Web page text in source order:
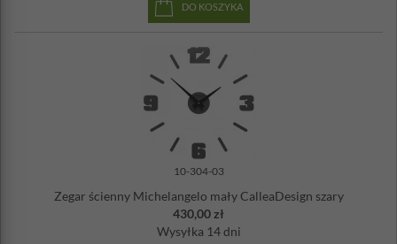
DO KOSZYKA
10-304-03
Zegar ścienny Michelangelo mały CalleaDesign szary
430,00 zł
Wysyłka 14 dni